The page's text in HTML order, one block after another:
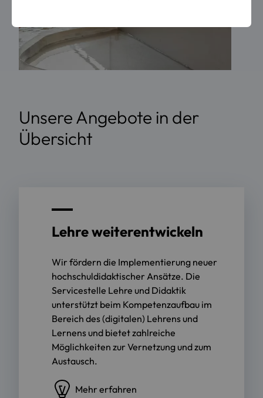
Unsere Angebote in der
Übersicht
Lehre weiterentwickeln
Wir fördern die Implementierung neuer
hochschuldidaktischer Ansätze. Die
Servicestelle Lehre und Didaktik
unterstützt beim Kompetenzaufbau im
Bereich des (digitalen) Lehrens und
Lernens und bietet zahlreiche
Möglichkeiten zur Vernetzung und zum
Austausch.
Mehr erfahren